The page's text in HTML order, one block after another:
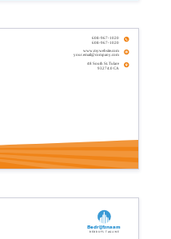
www.mywebsite.com
your.email@company.com
48 South St. Tulare
93274.0 CA
608-967-1020
608-967-1020
Bedrijfsnaam
Bedrijfs tagline